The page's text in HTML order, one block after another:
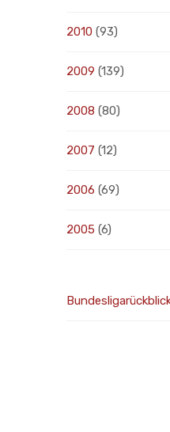
2010 (93)
2009 (139)
2008 (80)
2007 (12)
2006 (69)
2005 (6)